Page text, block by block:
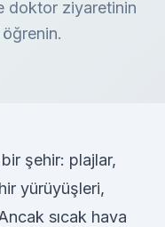
doktor ziyaretinin
şehir: plajlar,
yürüyüşleri,
sıcak hava